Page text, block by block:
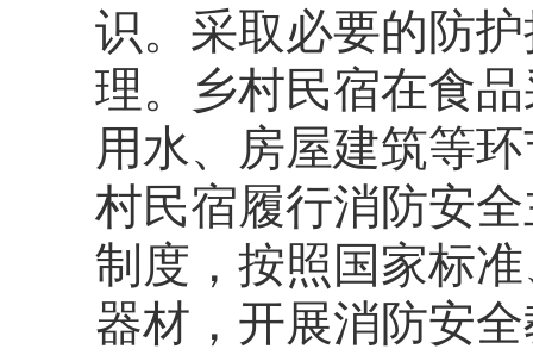
识。采取必要的防
理。乡村民宿在食
用水、房屋建筑等
村民宿履行消防安
制度，按照 国家标
器材，开展消防安